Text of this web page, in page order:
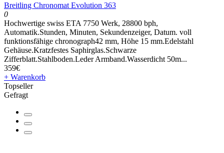
Breitling Chronomat Evolution 363
0
Hochwertige swiss ETA 7750 Werk, 28800 bph,
Automatik.Stunden, Minuten, Sekundenzeiger, Datum. voll
funktionsfähige chronograph42 mm, Höhe 15 mm.Edelstahl
Gehäuse.Kratzfestes Saphirglas.Schwarze
Zifferblatt.Stahlboden.Leder Armband.Wasserdicht 50m...
359€
+ Warenkorb
Topseller
Gefragt